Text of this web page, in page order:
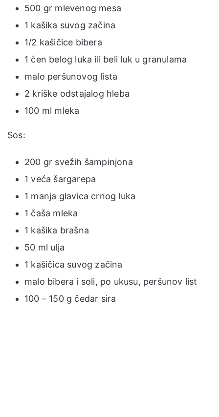
500 gr mlevenog mesa
1 kašika suvog začina
1/2 kašičice bibera
1 čen belog luka ili beli luk u granulama
malo peršunovog lista
2 kriške odstajalog hleba
100 ml mleka
Sos:
200 gr svežih šampinjona
1 veća šargarepa
1 manja glavica crnog luka
1 čaša mleka
1 kašika brašna
50 ml ulja
1 kašičica suvog začina
malo bibera i soli, po ukusu, peršunov list
100 – 150 g čedar sira